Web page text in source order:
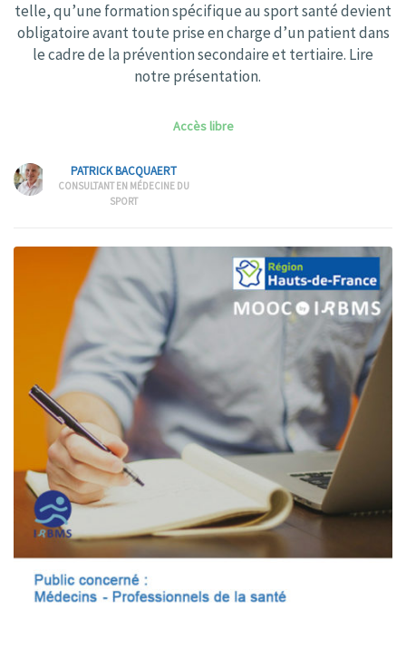
telle, qu’une formation spécifique au sport santé devient
obligatoire avant toute prise en charge d’un patient dans
le cadre de la prévention secondaire et tertiaire. Lire
notre présentation.
Accès libre
PATRICK BACQUAERT
CONSULTANT EN MÉDECINE DU
SPORT